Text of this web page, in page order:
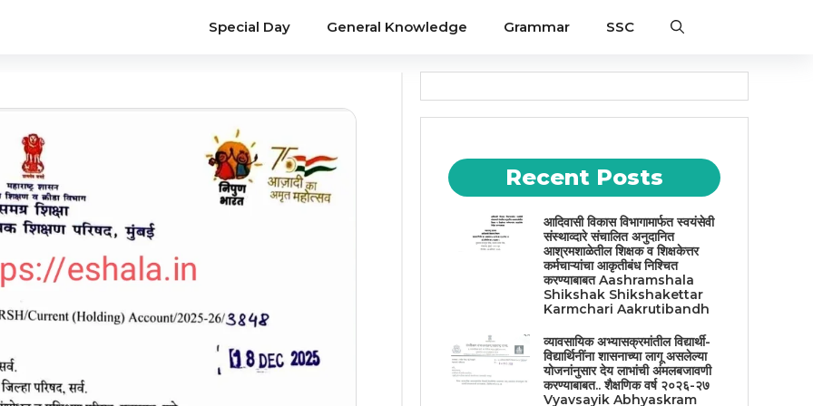
Special Day General Knowledge Grammar SSC
Recent Posts
आदिवासी विकास विभागामार्फत स्वयंसेवी
संस्थाव्दारे संचालित अनुदानित
आश्रमशाळेतील शिक्षक व शिक्षकेत्तर
कर्मचाऱ्यांचा आकृतीबंध निश्चित
करण्याबाबत Aashramshala
Shikshak Shikshakettar
Karmchari Aakrutibandh
व्यावसायिक अभ्यासक्रमांतील विद्यार्थी-
विद्यार्थिनींना शासनाच्या लागू असलेल्या
योजनांनुसार देय लाभांची अंमलबजावणी
करण्याबाबत.. शैक्षणिक वर्ष २०२६-२७
Vyavsayik Abhyaskram